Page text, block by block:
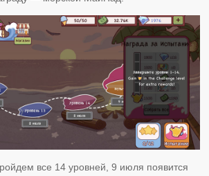
все 14 уровней, 9 июля появится